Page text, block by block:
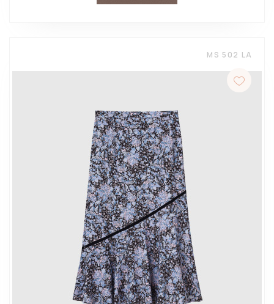
MS 502 LA